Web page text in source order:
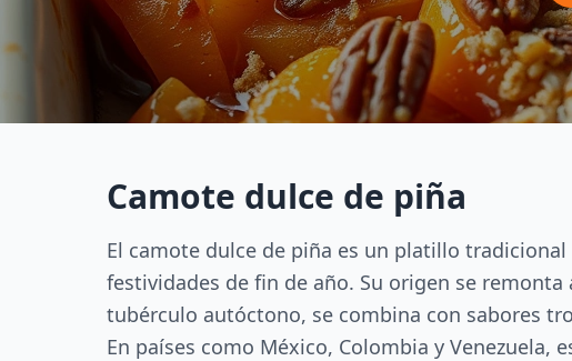
Camote dulce de piña
El camote dulce de piña es un platillo
festividades de fin de año. Su origen se
tubérculo autóctono, se combina con sabores
En países como México, Colombia y